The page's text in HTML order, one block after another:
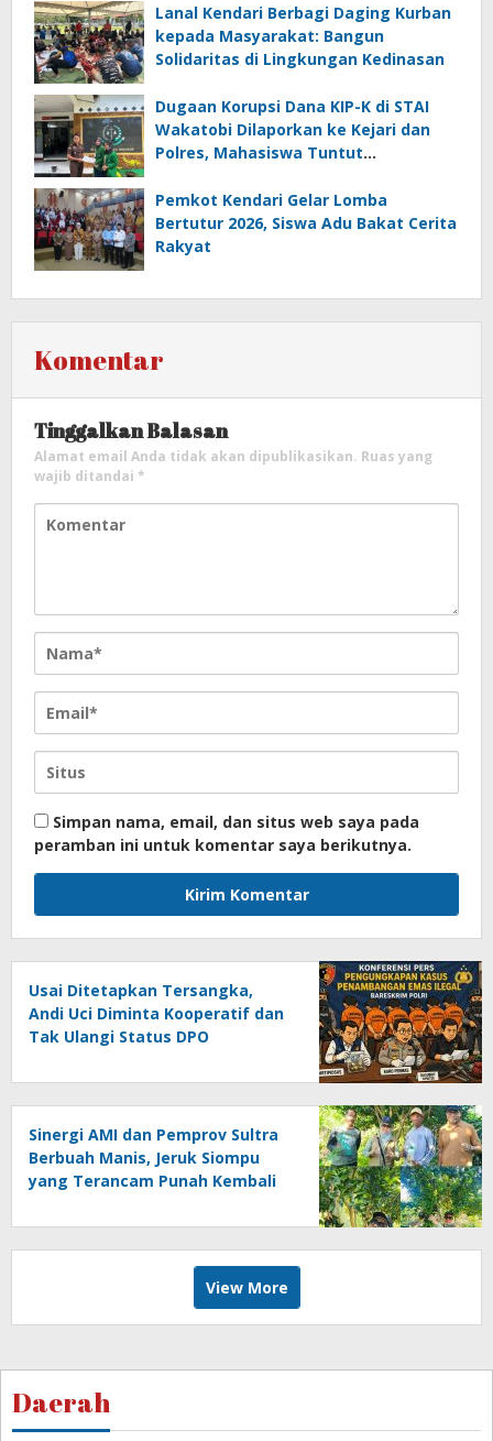
Lanal Kendari Berbagi Daging Kurban
kepada Masyarakat: Bangun
Solidaritas di Lingkungan Kedinasan
Dugaan Korupsi Dana KIP-K di STAI
Wakatobi Dilaporkan ke Kejari dan
Polres, Mahasiswa Tuntut
Pemkot Kendari Gelar Lomba
Bertutur 2026, Siswa Adu Bakat Cerita
Rakyat
Komentar
Tinggalkan Balasan
Alamat email Anda tidak akan dipublikasikan. Ruas yang
wajib ditandai *
Simpan nama, email, dan situs web saya pada
peramban ini untuk komentar saya berikutnya.
Usai Ditetapkan Tersangka,
Andi Uci Diminta Kooperatif dan
Tak Ulangi Status DPO
Sinergi AMI dan Pemprov Sultra
Berbuah Manis, Jeruk Siompu
yang Terancam Punah Kembali
View More
Daerah